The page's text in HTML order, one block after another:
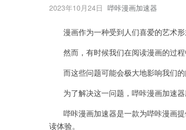
2023年10月24日 哔咔漫画加速器
漫画作为一种受到人们喜爱的艺术形
然而，有时候我们在阅读漫画的过程
而这些问题可能会极大地影响我们的
为了解决这一问题，哔咔漫画加速器
哔咔漫画加速器是一款为哔咔漫画提
读体验。